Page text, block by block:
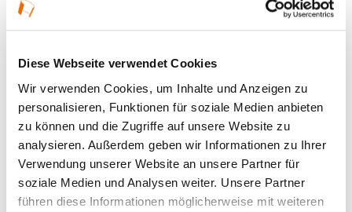
Diese Webseite verwendet Cookies
Wir verwenden Cookies, um Inhalte und Anzeigen zu
personalisieren, Funktionen für soziale Medien anbieten
zu können und die Zugriffe auf unsere Website zu
analysieren. Außerdem geben wir Informationen zu Ihrer
Verwendung unserer Website an unsere Partner für
soziale Medien und Analysen weiter. Unsere Partner
führen diese Informationen möglicherweise mit weiteren
Details
05.09.2026, 11:00 Uhr — 13:00 Uhr in Ober-
Ramstadt
Veranstaltungstyp:Event